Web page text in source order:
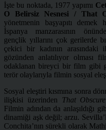
İşte bu noktada, 1977 yapımı
O Belirsiz Nesnesi / That
yönetmenin başyapıtı
İspanya manzarasının
gençlik yıllarını çok gerilerde
çekici bir kadının
gözünden anlatılıyor olması
odaklanan bireyci bir film gibi
terör olaylarıyla filmin sosyal
Sosyal eleştiri kısmına sonra
ilişkisi üzerinden That
Filmin adından da anlaşıldığı
dinamiği aşk değil; arzu.
Conchita’nın sürekli olarak